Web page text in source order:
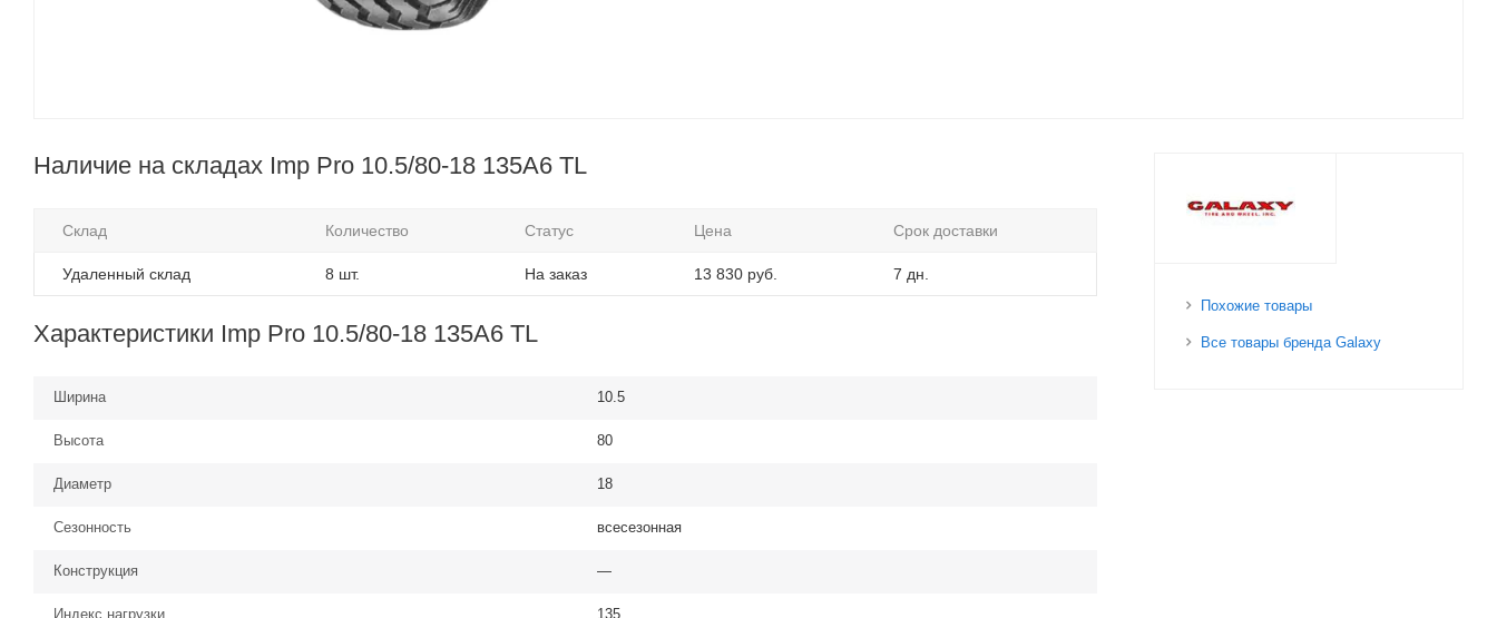
Наличие на складах Imp Pro 10.5/80-18 135A6 TL
Склад Количество Статус Цена Срок доставки
Удаленный склад 8 шт. На заказ 13 830 руб. 7 дн.
Характеристики Imp Pro 10.5/80-18 135A6 TL
Ширина 10.5
Высота 80
Диаметр 18
Сезонность всесезонная
Конструкция —
Индекс нагрузки 135
Похожие товары
Все товары бренда Galaxy